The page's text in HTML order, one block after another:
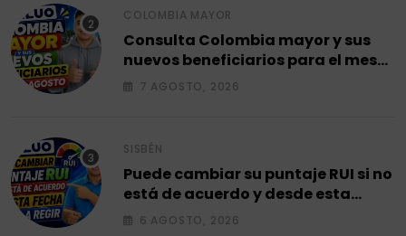
COLOMBIA MAYOR
Consulta Colombia mayor y sus
nuevos beneficiarios para el mes
de agosto 2026.
7 AGOSTO, 2026
SISBÉN
Puede cambiar su puntaje RUI si no
está de acuerdo y desde esta
fecha empieza a regir en el 2026.
6 AGOSTO, 2026